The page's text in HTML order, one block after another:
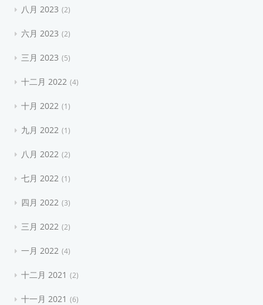
八月 2023 2
六月 2023 2
三月 2023 5
十二月 2022 4
十月 2022 1
九月 2022 1
八月 2022 2
七月 2022 1
四月 2022 3
三月 2022 2
一月 2022 4
十二月 2021 2
十一月 2021 6